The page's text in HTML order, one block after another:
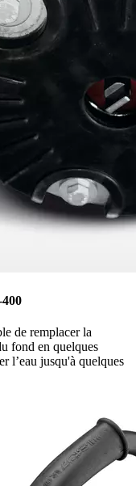
de remplacer la
fond en quelques
l’eau jusqu'à quelques